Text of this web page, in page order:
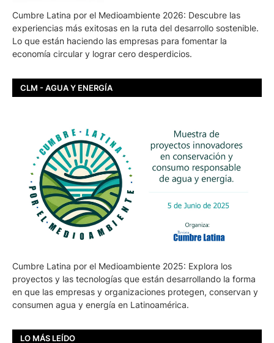
Cumbre Latina por el Medioambiente 2026: Descubre las
experiencias más exitosas en la ruta del desarrollo sostenible.
Lo que están haciendo las empresas para fomentar la
economía circular y lograr cero desperdicios.
CLM - AGUA Y ENERGÍA
Cumbre Latina por el Medioambiente 2025: Explora los
proyectos y las tecnologías que están desarrollando la forma
en que las empresas y organizaciones protegen, conservan y
consumen agua y energía en Latinoamérica.
LO MÁS LEÍDO